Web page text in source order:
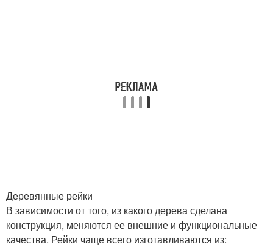
Деревянные рейки
В зависимости от того, из какого дерева сделана
конструкция, меняются ее внешние и функциональные
качества. Рейки чаще всего изготавливаются из: